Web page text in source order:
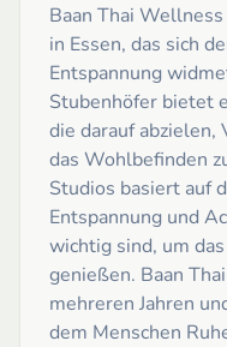
Baan Thai
in Essen, das sich
Entspannung
Stubenhöfer bietet
die darauf abzielen,
das Wohlbefinden
Studios basiert auf
Entspannung und
wichtig sind, um
genießen. Baan
mehreren Jahren
dem Menschen